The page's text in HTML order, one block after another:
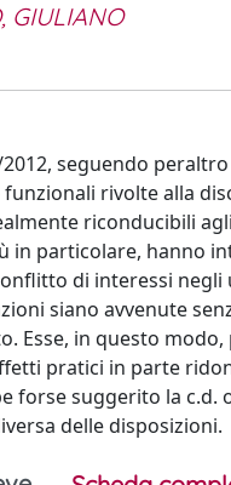
GIULIANO
2012, seguendo
funzionali rivolte alla
riconducibili
in particolare, hanno
di interessi
siano avvenute
Esse, in questo
pratici in parte
forse suggerito la c.d.
delle disposizioni.